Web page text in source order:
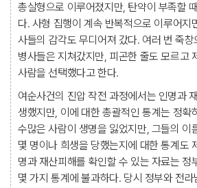
총살형으로 이루어졌지만, 탄약이 부족할
다. 사형 집행이 계속 반복적으로 이루어지
사들의 감각도 무디어져 갔다. 여러 번 죽
병사들은 지쳐갔지만, 피곤한 줄도 모르고
사람을 선택했다고 한다.
여순사건의 진압 작전 과정에서는 인명과
생했지만, 이에 대한 총괄적인 통계는 정확
수많은 사람이 생명을 잃었지만, 그들의 이
몇 명이나 희생을 당했는지에 대한 통계도
명과 재산피해를 확인할 수 있는 자료는 정
몇 가지 통계에 불과하다. 당시 정부와 전